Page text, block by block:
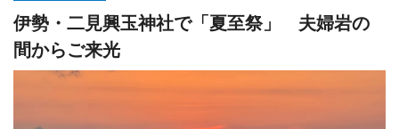
伊勢・二見興玉神社で「夏至祭」 夫婦岩の
間からご来光